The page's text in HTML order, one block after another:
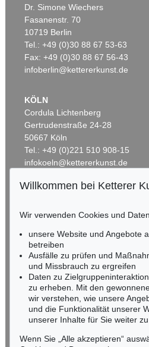
G. GRAUBNER
Camelionid , 1999
Ergebnis:€ 312.500
Ohne
Auktion 429 - Lot 966
, 1998
Ergebnis:€ 212.500
Auktion
Dr. Simone Wiechers
Fasanenstr. 70
10719 Berlin
Tel.: +49 (0)30 88 67 53-63
Fax: +49 (0)30 88 67 56-43
infoberlin@kettererkunst.de
KÖLN
Cordula Lichtenberg
Gertrudenstraße 24-28
50667 Köln
Tel.: +49 (0)221 510 908-15
infokoeln@kettererkunst.de
RHEINLAND-PFALZ
Miriam Heß
Tel.: +49 (0)62 21 58 80-038
Fax: +49 (0)62 21 58 80-595
infoheidelberg@kettererkunst.de
NORDDEUTSCHLAND
Nico Kassel, M.A.
Tel.: +49 (0)89 55244-164
Mobil: +49 (0)171 8618661
Willkommen bei Ketterer
Wir verwenden Cookies und
unsere Website und Angebote
betreiben
Ausfälle zu prüfen und
und Missbrauch zu ergreifen
Daten zu
zu erheben. Mit den
wir verstehen, wie unsere
und die Funktionalität unserer
unserer Inhalte für Sie weiter
Wenn Sie „Alle akzeptieren“